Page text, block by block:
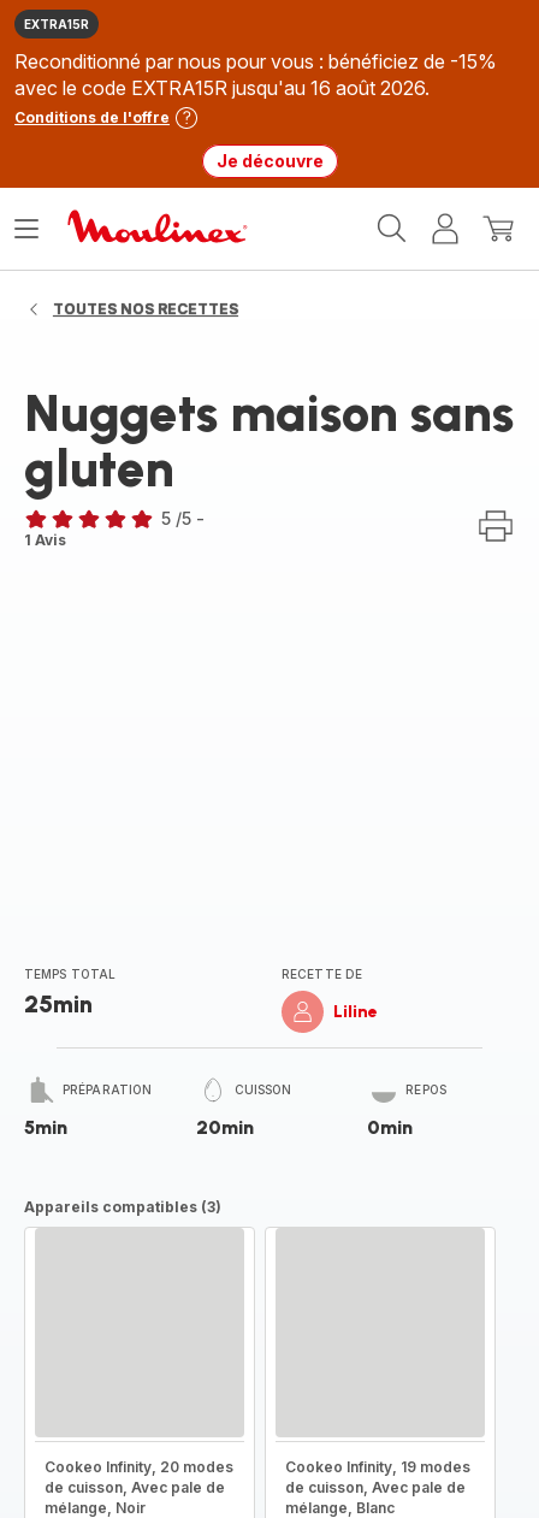
EXTRA15R
Reconditionné par nous pour vous : bénéficiez de -15%
avec le code EXTRA15R jusqu'au 16 août 2026.
Conditions de l'offre
Je découvre
MonMon
Ouvrir
TOUTES NOS RECETTES
Nuggets maison sans
gluten
Avis
5 /5 -
1 Avis
TEMPS TOTAL
25min
RECETTE DE
Liline
PRÉPARATION
5min
CUISSON
20min
REPOS
0min
Appareils compatibles (3)
Cookeo Infinity, 20 modes
de cuisson, Avec pale de
mélange, Noir
Cookeo Infinity, 19 modes
de cuisson, Avec pale de
mélange, Blanc